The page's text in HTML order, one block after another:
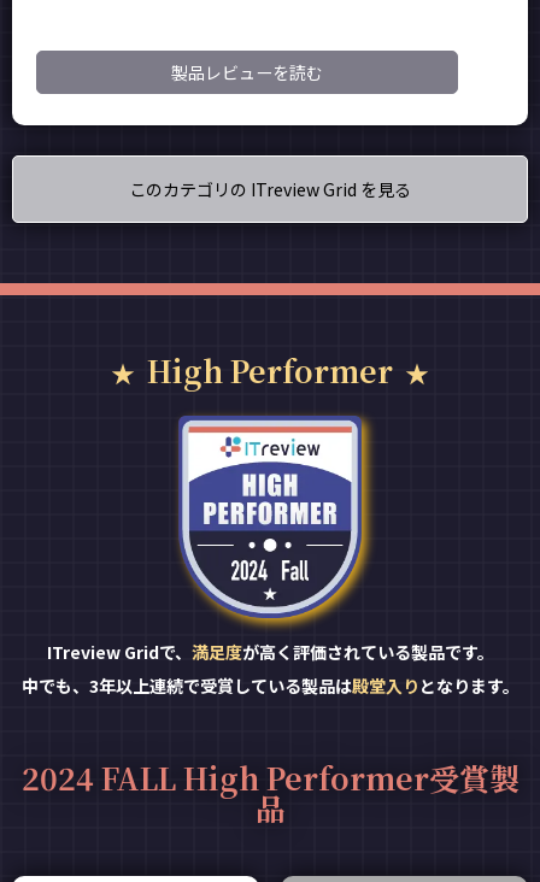
製品レビューを読む
このカテゴリの ITreview Grid を見る
High Performer
ITreview Gridで、 満足度が高く評価されている製品です。
中でも、3年以上連続で受賞している製品は殿堂入り となります。
2024 FALL High Performer受賞製
品